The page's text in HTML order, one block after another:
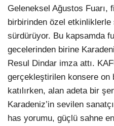
Geleneksel Ağustos Fuarı,
birbirinden özel etkinliklerle
sürdürüyor. Bu kapsamda
gecelerinden birine
Resul Dindar imza attı.
gerçekleştirilen konsere on
katılırken, alan adeta bir
Karadeniz’in sevilen
has yorumu, güçlü sahne